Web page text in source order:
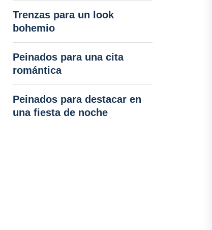
Trenzas para un look
bohemio
Peinados para una cita
romántica
Peinados para destacar en
una fiesta de noche